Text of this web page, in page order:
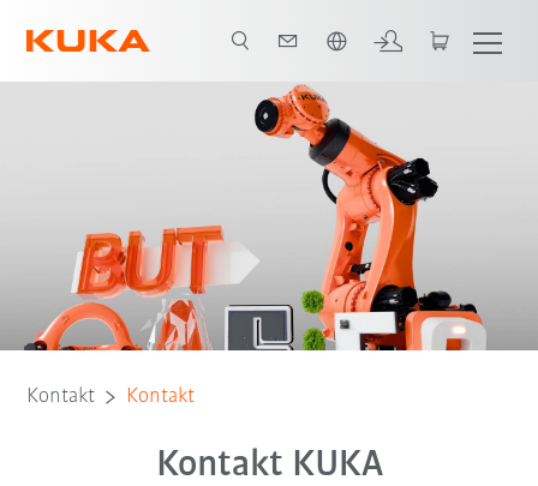
Kontakt Kontakt
Kontakt KUKA